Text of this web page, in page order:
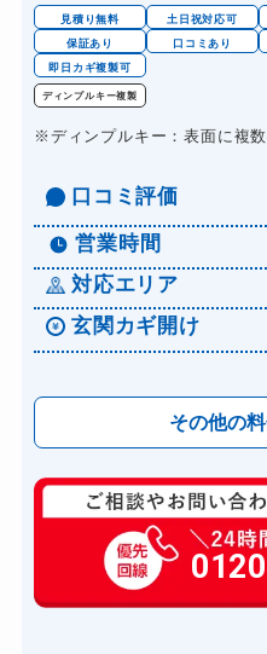
見積り無料 土日祝対応可
保証あり
口コミあり
即日カギ複製可
ディンプルキー複製
※ディンプルキー：表面に複
口コミ評価
営業時間
対応エリア
玄関カギ開け
その他の
玄関カギ修理
玄関カギ交換
車カギ開け